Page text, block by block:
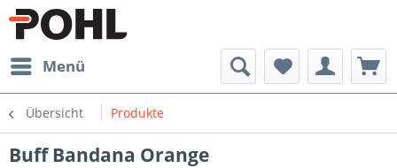
Menü
Übersicht Produkte
Buff Bandana Orange